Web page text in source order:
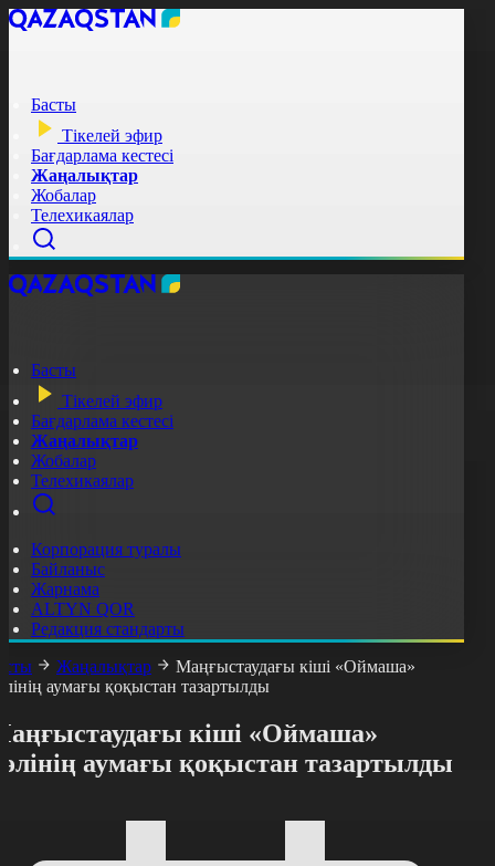
Басты
Тікелей эфир
Бағдарлама кестесі
Жаңалықтар
Жобалар
Телехикаялар
Басты
Тікелей эфир
Бағдарлама кестесі
Жаңалықтар
Жобалар
Телехикаялар
Корпорация туралы
Байланыс
Жарнама
ALTYN QOR
Редакция стандарты
Жаңалықтар
Маңғыстаудағы кіші «Оймаша»
аумағы қоқыстан тазартылды
кіші «Оймаша»
аумағы қоқыстан тазартылды